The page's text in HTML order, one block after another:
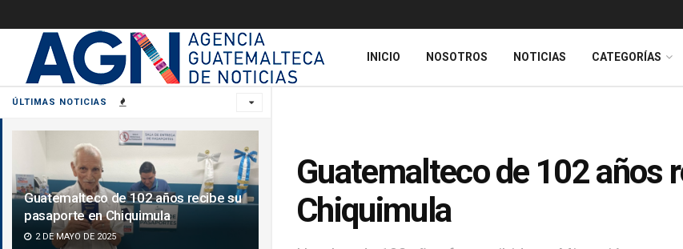
ÚLTIMAS NOTICIAS
Guatemalteco de 102 años recibe su
pasaporte en Chiquimula
2 DE MAYO DE 2025
INICIO NOSOTROS NOTICIAS CATEGORÍAS
Guatemalteco de 102 años
Chiquimula